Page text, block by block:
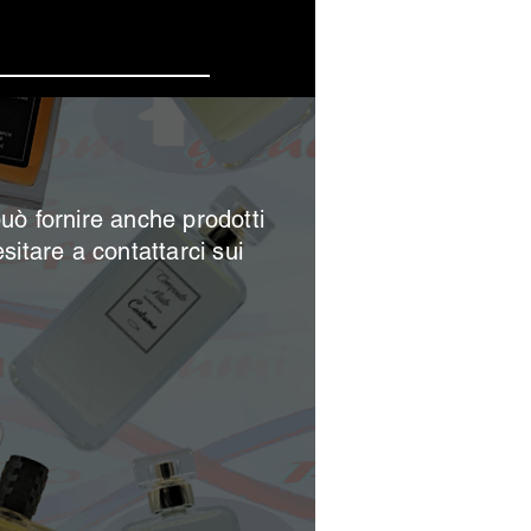
fornire anche prodotti
a contattarci sui